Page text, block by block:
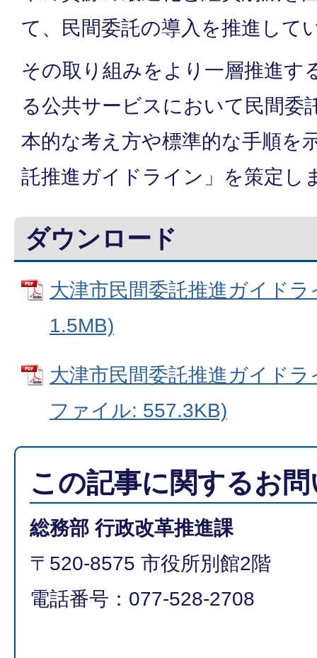
て、民間委託の導入を推進して
その取り組みをより一層推進す
る公共サービスにおいて民間委
本的な考え方や標準的な手順を
託推進ガイドライン」を策定し
ダウンロード
大津市民間委託推進ガイド
1.5MB)
大津市民間委託推進ガイド
ファイル: 557.3KB)
この記事に関するお
総務部 行政改革推進課
〒520-8575 市役所別館2階
電話番号：077-528-2708